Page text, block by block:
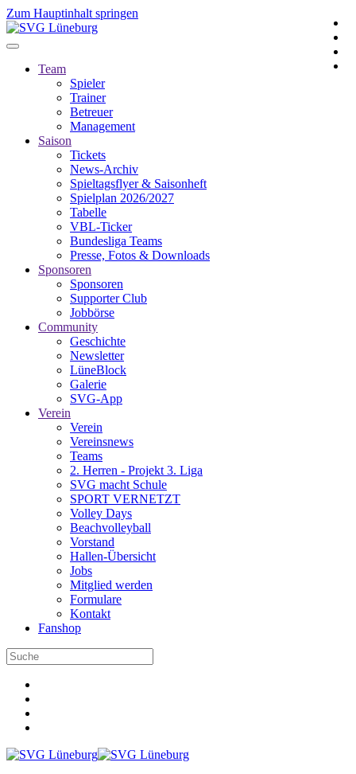
Zum Hauptinhalt springen
Team
Spieler
Trainer
Betreuer
Management
Saison
Tickets
News-Archiv
Spieltagsflyer & Saisonheft
Spielplan 2026/2027
Tabelle
VBL-Ticker
Bundesliga Teams
Presse, Fotos & Downloads
Sponsoren
Sponsoren
Supporter Club
Jobbörse
Community
Geschichte
Newsletter
LüneBlock
Galerie
SVG-App
Verein
Verein
Vereinsnews
Teams
2. Herren - Projekt 3. Liga
SVG macht Schule
SPORT VERNETZT
Volley Days
Beachvolleyball
Vorstand
Hallen-Übersicht
Jobs
Mitglied werden
Formulare
Kontakt
Fanshop